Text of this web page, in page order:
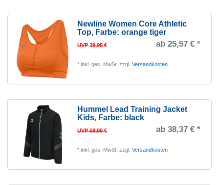
Newline Women Core Athletic
Top, Farbe: orange tiger
UVP 39,95 € ab 25,57 € *
*inkl. ges. MwSt. zzgl.Versandkosten
Hummel Lead Training Jacket
Kids, Farbe: black
UVP 59,95 € ab 38,37 € *
*inkl. ges. MwSt. zzgl.Versandkosten